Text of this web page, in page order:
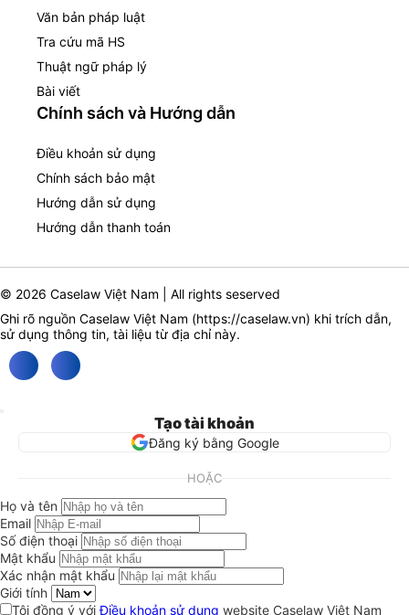
Văn bản pháp luật
Tra cứu mã HS
Thuật ngữ pháp lý
Bài viết
Chính sách và Hướng dẫn
Điều khoản sử dụng
Chính sách bảo mật
Hướng dẫn sử dụng
Hướng dẫn thanh toán
© 2026 Caselaw Việt Nam | All rights seserved
Ghi rõ nguồn Caselaw Việt Nam (https://caselaw.vn) khi trích dẫn,
sử dụng thông tin, tài liệu từ địa chỉ này.
Tạo tài khoản
Đăng ký bằng Google
HOẶC
Họ và tên
Email
Số điện thoại
Mật khẩu
Xác nhận mật khẩu
Giới tính
Tôi đồng ý vớiĐiều khoản sử dụng website Caselaw Việt Nam